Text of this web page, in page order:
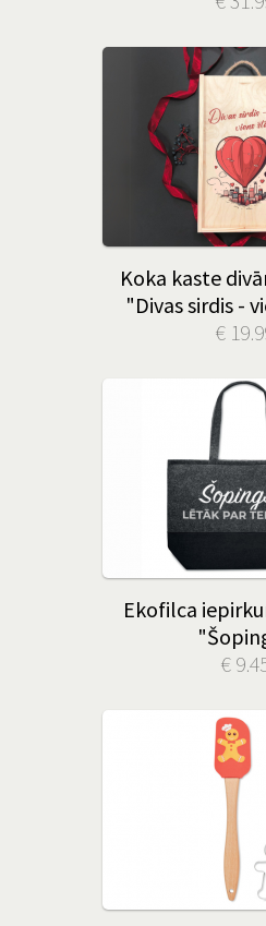
Koka kaste
"Divas sirdis -
€
Ekofilca
€